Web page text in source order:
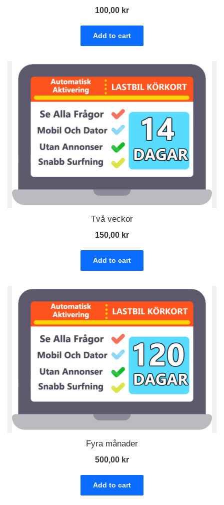
100,00 kr
Add to cart
Två veckor
150,00 kr
Add to cart
Fyra månader
500,00 kr
Add to cart